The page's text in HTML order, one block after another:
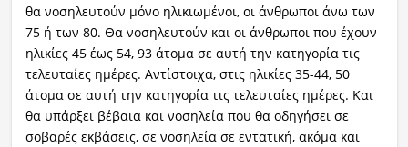
θα νοσηλευτούν μόνο ηλικιωμένοι, οι άνθρωποι άνω των
75 ή των 80. Θα νοσηλευτούν και οι άνθρωποι που έχουν
ηλικίες 45 έως 54, 93 άτομα σε αυτή την κατηγορία τις
τελευταίες ημέρες. Αντίστοιχα, στις ηλικίες 35-44, 50
άτομα σε αυτή την κατηγορία τις τελευταίες ημέρες. Και
θα υπάρξει βέβαια και νοσηλεία που θα οδηγήσει σε
σοβαρές εκβάσεις, σε νοσηλεία σε εντατική, ακόμα και